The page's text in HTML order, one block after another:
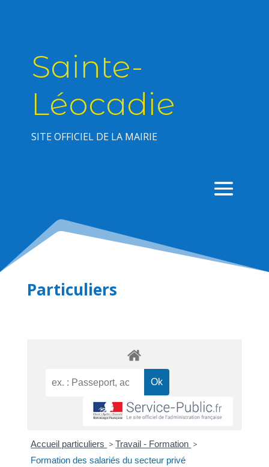
Sainte-
Léocadie
SITE OFFICIEL DE LA MAIRIE
Particuliers
Accueil particuliers > Travail - Formation >
Formation des salariés du secteur privé